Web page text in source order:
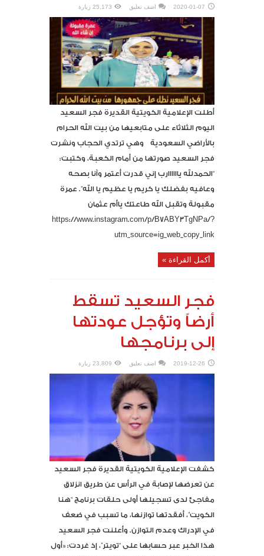
2020-01-07 اضف تعليق 25,173 زيارة
أطلت الإعلامية الكويتية القديرة فجر السعيد
اليوم الثلاثاء على متابعيها من بيت الله الحرام
بالأراضي السعودية وهي ترتدي الحجاب ونشرت
فجر السعيد صورتها من أمام الكعبة، وكتبت:
“الحمدلله ياااااارب إني قدرت أعتمر وآنا بصحه
وعافيه بفضلك يا كريم يا عظيم يا الله”. عمرة
مقبولة وتقبل الله طاعتك ياأم عثمان
https://www.instagram.com/p/B7ABY3TgNPa/?
utm_source=ig_web_copy_link
أكمل القراءة »
فجر السعيد تسقط
أرضاً وتؤجل عودتها
إلى برنامجها
2019-12-26 اضف تعليق 23,809 زيارة
كشفت الإعلامية الكويتية القديرة فجر السعيد
عن تعرضها لإصابة في الرأس عن طريق انزلاق
مفاجئ لدى تسجيلها أولى حلقات برنامج “هنا
الكويت”، أفقدتها توازنها، ما تسبب في ضعف
في الإدراك وعدم التوازن. وأعلنت فجر السعيد
هذا الخبر عبر حسابها على “تويتر”، إذ غردت: «أول